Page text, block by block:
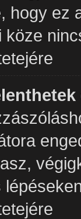
hogy ez
köze